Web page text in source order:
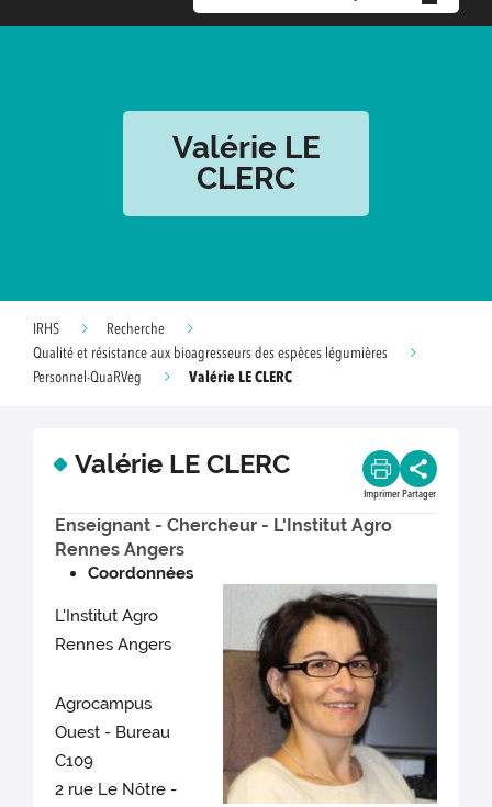
Valérie LE
CLERC
IRHS
Recherche
Qualité et résistance aux bioagresseurs des espèces légumières
Personnel-QuaRVeg
Valérie LE CLERC
Valérie LE CLERC
Imprimer Partager
Enseignant - Chercheur - L'Institut Agro
Rennes Angers
Coordonnées
L'Institut Agro
Rennes Angers
Agrocampus
Ouest - Bureau
C109
2 rue Le Nôtre -